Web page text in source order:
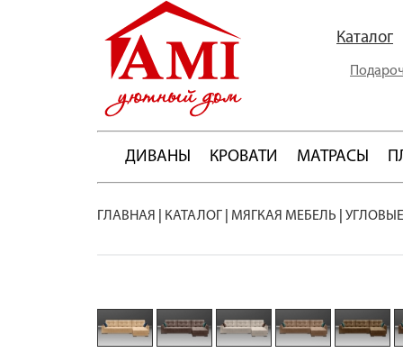
Каталог
ДИВАНЫ КРОВАТИ МАТРАСЫ
ГЛАВНАЯ КАТАЛОГ МЯГКАЯ МЕБЕЛЬ